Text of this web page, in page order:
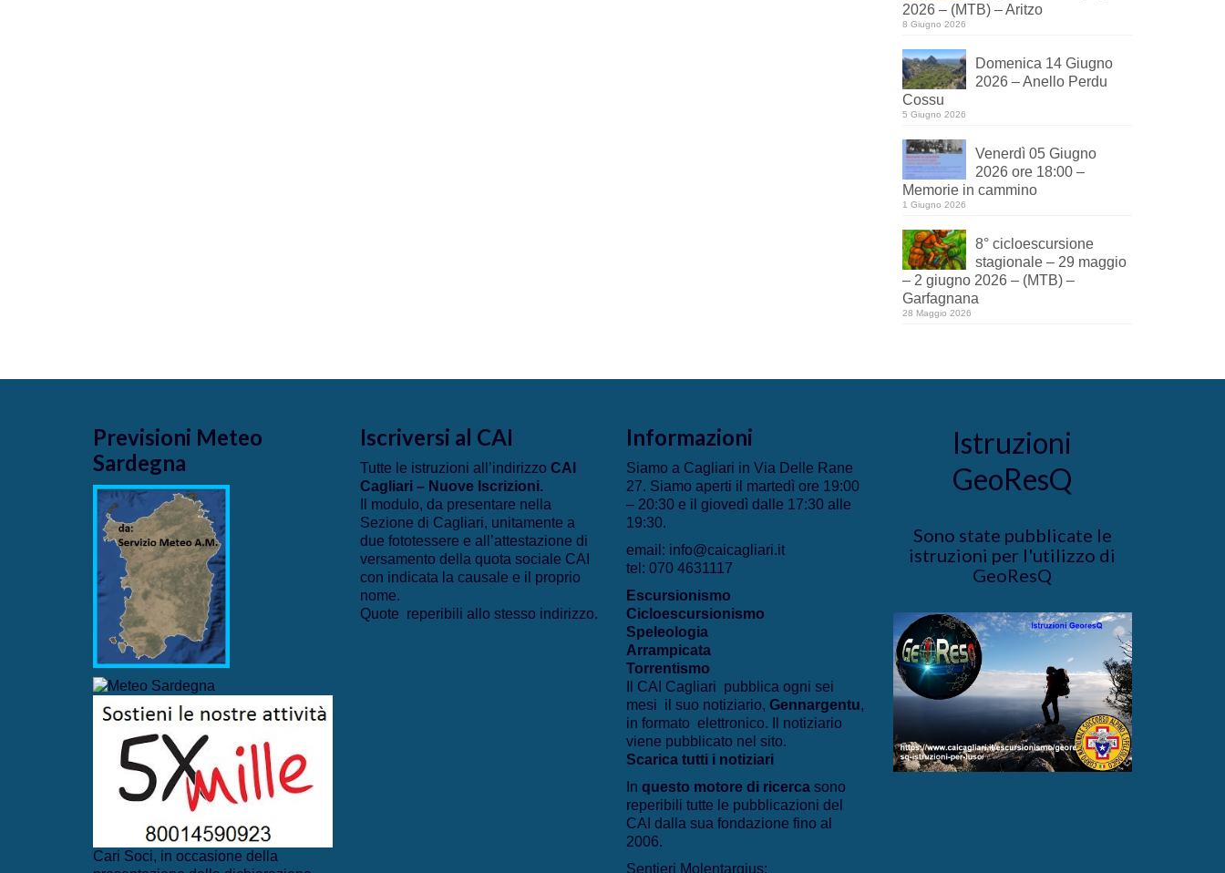
2026 – (MTB) – Aritzo
8 Giugno 2026
Domenica 14 Giugno
2026 – Anello Perdu
Cossu
5 Giugno 2026
Venerdì 05 Giugno
2026 ore 18:00 –
Memorie in cammino
1 Giugno 2026
8° cicloescursione
stagionale – 29 maggio
– 2 giugno 2026 – (MTB) –
Garfagnana
28 Maggio 2026
Previsioni Meteo
Sardegna
Cari Soci, in occasione della
Iscriversi al CAI
Tutte le istruzioni all’indirizzo CAI
Cagliari – Nuove Iscrizioni.
Il modulo, da presentare nella
Sezione di Cagliari, unitamente a
due fototessere e all’attestazione di
versamento della quota sociale CAI
con indicata la causale e il proprio
nome.
Quote reperibili allo stesso indirizzo.
Informazioni
Siamo a Cagliari in Via Delle Rane
27. Siamo aperti il martedì ore 19:00
– 20:30 e il giovedì dalle 17:30 alle
19:30.
email: info@caicagliari.it
tel: 070 4631117
Escursionismo
Cicloescursionismo
Speleologia
Arrampicata
Torrentismo
Il CAI Cagliari pubblica ogni sei
mesi il suo notiziario, Gennargentu,
in formato elettronico. Il notiziario
viene pubblicato nel sito.
Scarica tutti i notiziari
In questo motore di ricerca sono
reperibili tutte le pubblicazioni del
CAI dalla sua fondazione fino al
2006.
Sentieri Molentargius:
Istruzioni
GeoResQ
Sono state pubblicate le
istruzioni per l'utilizzo di
GeoResQ